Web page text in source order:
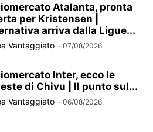
Atalanta, pronta
per Kristensen |
arriva dalla Ligue...
Vantaggiato - 07/08/2026
Inter, ecco le
di Chivu | Il punto sul...
Vantaggiato - 06/08/2026